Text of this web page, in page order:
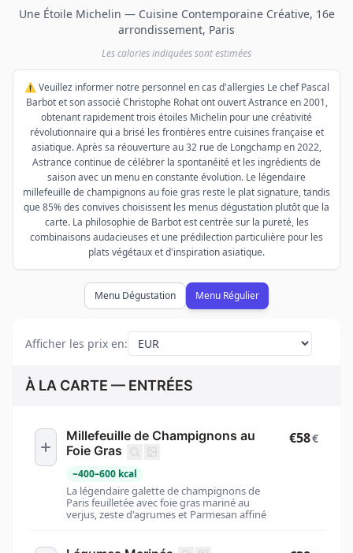
Une Étoile Michelin — Cuisine Contemporaine Créative, 16e
arrondissement, Paris
Les calories indiquées sont estimées
⚠️ Veuillez informer notre personnel en cas d'allergies Le chef Pascal
Barbot et son associé Christophe Rohat ont ouvert Astrance en 2001,
obtenant rapidement trois étoiles Michelin pour une créativité
révolutionnaire qui a brisé les frontières entre cuisines française et
asiatique. Après sa réouverture au 32 rue de Longchamp en 2022,
Astrance continue de célébrer la spontanéité et les ingrédients de
saison avec un menu en constante évolution. Le légendaire
millefeuille de champignons au foie gras reste le plat signature, tandis
que 85% des convives choisissent les menus dégustation plutôt que la
carte. La philosophie de Barbot est centrée sur la pureté, les
combinaisons audacieuses et une prédilection particulière pour les
plats végétaux et d'inspiration asiatique.
Menu Dégustation Menu Régulier
Afficher les prix en:
À LA CARTE — ENTRÉES
Millefeuille de Champignons au
Foie Gras
~400–600 kcal
La légendaire galette de champignons de
Paris feuilletée avec foie gras mariné au
verjus, zeste d'agrumes et Parmesan affiné
€58€